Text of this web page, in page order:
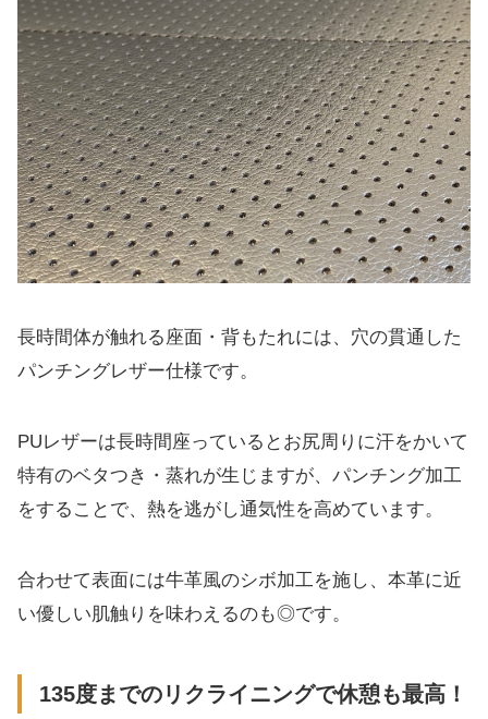
長時間体が触れる座面・背もたれには、穴の貫通した
パンチングレザー仕様です。
PUレザーは長時間座っているとお尻周りに汗をかいて
特有のベタつき・蒸れが生じますが、パンチング加工
をすることで、熱を逃がし通気性を高めています。
合わせて表面には牛革風のシボ加工を施し、本革に近
い優しい肌触りを味わえるのも◎です。
135度までのリクライニングで休憩も最高！